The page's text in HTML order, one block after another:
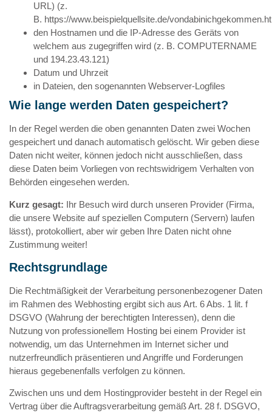
URL) (z.
B. https://www.beispielquellsite.de/
den Hostnamen und die IP-Adresse des Geräts von
welchem aus zugegriffen wird (z. B. COMPUTERNAME
und 194.23.43.121)
Datum und Uhrzeit
in Dateien, den sogenannten Webserver-Logfiles
Wie lange werden Daten gespeichert?
In der Regel werden die oben genannten Daten zwei Wochen
gespeichert und danach automatisch gelöscht. Wir geben diese
Daten nicht weiter, können jedoch nicht ausschließen, dass
diese Daten beim Vorliegen von rechtswidrigem Verhalten von
Behörden eingesehen werden.
Kurz gesagt: Ihr Besuch wird durch unseren Provider (Firma,
die unsere Website auf speziellen Computern (Servern) laufen
lässt), protokolliert, aber wir geben Ihre Daten nicht ohne
Zustimmung weiter!
Rechtsgrundlage
Die Rechtmäßigkeit der Verarbeitung personenbezogener Daten
im Rahmen des Webhosting ergibt sich aus Art. 6 Abs. 1 lit. f
DSGVO (Wahrung der berechtigten Interessen), denn die
Nutzung von professionellem Hosting bei einem Provider ist
notwendig, um das Unternehmen im Internet sicher und
nutzerfreundlich präsentieren und Angriffe und Forderungen
hieraus gegebenenfalls verfolgen zu können.
Zwischen uns und dem Hostingprovider besteht in der Regel ein
Vertrag über die Auftragsverarbeitung gemäß Art. 28 f. DSGVO,